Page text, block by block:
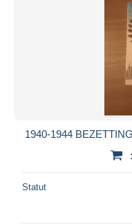
1940-1944
Statut